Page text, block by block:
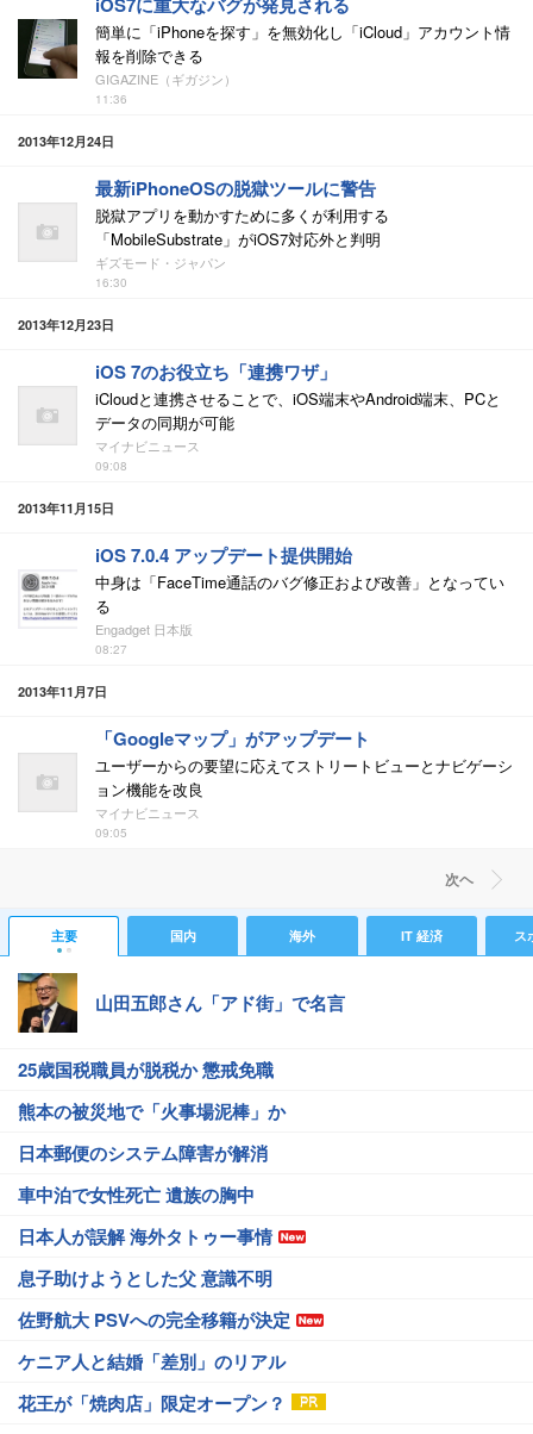
簡単に「iPhoneを探す」を無効化し「iCloud」アカウント情
報を削除できる
GIGAZINE（ギガジン）
11:36
2013年12月24日
最新iPhoneOSの脱獄ツールに警告
脱獄アプリを動かすために多くが利用する
「MobileSubstrate」がiOS7対応外と判明
ギズモード・ジャパン
16:30
2013年12月23日
iOS 7のお役立ち「連携ワザ」
iCloudと連携させることで、iOS端末やAndroid端末、PCと
データの同期が可能
マイナビニュース
09:08
2013年11月15日
iOS 7.0.4 アップデート提供開始
中身は「FaceTime通話のバグ修正および改善」となってい
る
Engadget 日本版
08:27
2013年11月7日
「Googleマップ」がアップデート
ユーザーからの要望に応えてストリートビューとナビゲーシ
ョン機能を改良
マイナビニュース
09:05
次ヘ
主要 国内 海外 IT 経済 ス
山田五郎さん「アド街」で名言
25歳国税職員が脱税か 懲戒免職
熊本の被災地で「火事場泥棒」か
日本郵便のシステム障害が解消
車中泊で女性死亡 遺族の胸中
日本人が誤解 海外タトゥー事情
息子助けようとした父 意識不明
佐野航大 PSVへの完全移籍が決定
ケニア人と結婚「差別」のリアル
花王が「焼肉店」限定オープン？